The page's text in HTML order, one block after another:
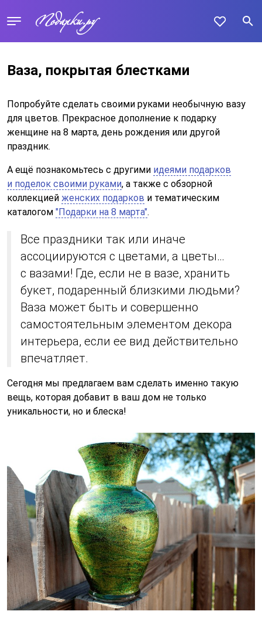
Ваза, покрытая блестками
Попробуйте сделать своими руками необычную вазу
для цветов. Прекрасное дополнение к подарку
женщине на 8 марта, день рождения или другой
праздник.
А ещё познакомьтесь с другими идеями подарков
и поделок своими руками, а также с обзорной
коллекцией женских подарков и тематическим
каталогом "Подарки на 8 марта".
Все праздники так или иначе
ассоциируются с цветами, а цветы…
с вазами! Где, если не в вазе, хранить
букет, подаренный близкими людьми?
Ваза может быть и совершенно
самостоятельным элементом декора
интерьера, если ее вид действительно
впечатляет.
Сегодня мы предлагаем вам сделать именно такую
вещь, которая добавит в ваш дом не только
уникальности, но и блеска!